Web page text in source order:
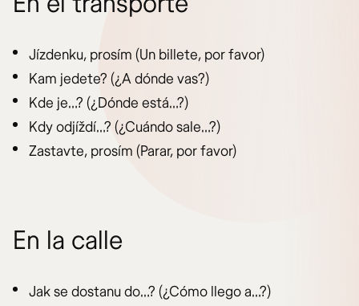
Jízdenku, prosím (Un billete, por favor)
Kam jedete? (¿A dónde vas?)
Kde je…? (¿Dónde está…?)
Kdy odjíždí…? (¿Cuándo sale…?)
Zastavte, prosím (Parar, por favor)
En la calle
Jak se dostanu do…? (¿Cómo llego a…?)